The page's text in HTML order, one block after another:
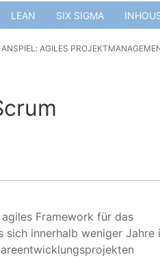
LEAN SIX SIGMA
AGILES
Framework für das
sich innerhalb weniger Jahre